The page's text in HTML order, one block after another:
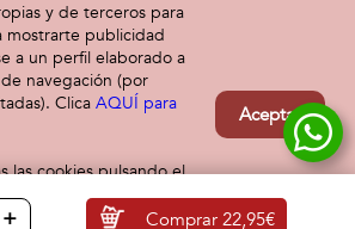
+ Comprar22,95€
y de terceros para
mostrarte publicidad
a un perfil elaborado a
navegación (por
Clica AQUÍ para
las cookies pulsando el
o rechazar su
Aceptar